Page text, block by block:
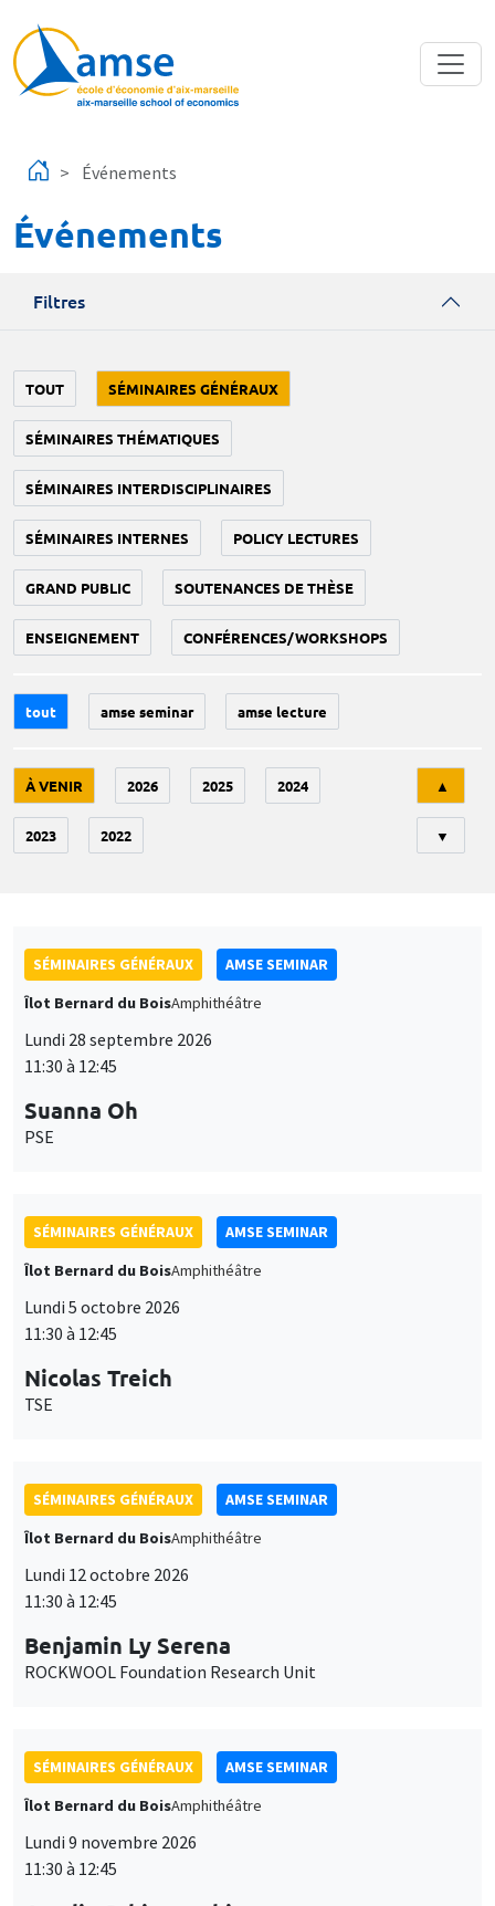
Événements
Événements
Filtres
TOUT SÉMINAIRES GÉNÉRAUX
SÉMINAIRES THÉMATIQUES
SÉMINAIRES INTERDISCIPLINAIRES
SÉMINAIRES INTERNES POLICY LECTURES
GRAND PUBLIC SOUTENANCES DE THÈSE
ENSEIGNEMENT CONFÉRENCES/WORKSHOPS
tout amse seminar amse lecture
À VENIR 2026 2025 2024
2023 2022
▲
▼
SÉMINAIRES GÉNÉRAUX
AMSE SEMINAR
Îlot Bernard du BoisAmphithéâtre
Lundi 28 septembre 2026
11:30 à 12:45
Suanna Oh
PSE
SÉMINAIRES GÉNÉRAUX
AMSE SEMINAR
Îlot Bernard du BoisAmphithéâtre
Lundi 5 octobre 2026
11:30 à 12:45
Nicolas Treich
TSE
SÉMINAIRES GÉNÉRAUX
AMSE SEMINAR
Îlot Bernard du BoisAmphithéâtre
Lundi 12 octobre 2026
11:30 à 12:45
Benjamin Ly Serena
ROCKWOOL Foundation Research Unit
SÉMINAIRES GÉNÉRAUX
AMSE SEMINAR
Îlot Bernard du BoisAmphithéâtre
Lundi 9 novembre 2026
11:30 à 12:45